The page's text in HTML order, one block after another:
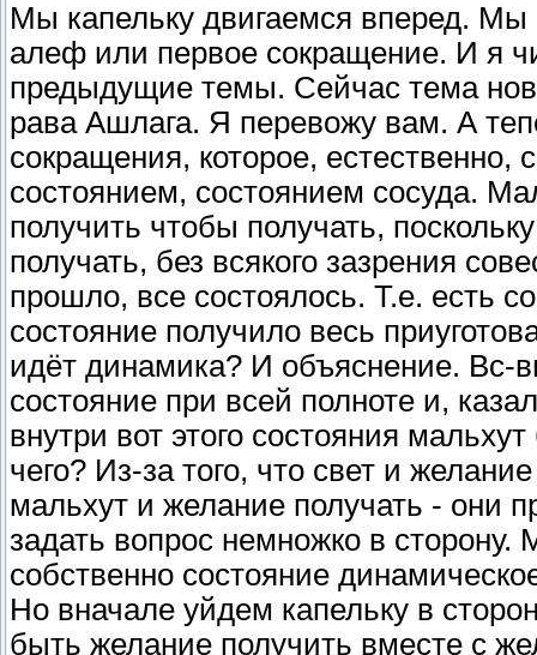
Мы капельку двигаемся вперед.
алеф или первое сокращение. И я
предыдущие темы. Сейчас тема
рава Ашлага. Я перевожу вам. А
сокращения, которое, естественно,
состоянием, состоянием сосуда.
получить чтобы получать,
получать, без всякого зазрения
прошло, все состоялось. Т.е. есть
состояние получило весь
идёт динамика? И объяснение. Вс-
состояние при всей полноте и,
внутри вот этого состояния
чего? Из-за того, что свет и
мальхут и желание получать - они
задать вопрос немножко в
собственно состояние
Но вначале уйдем капельку в
быть желание получить вместе с